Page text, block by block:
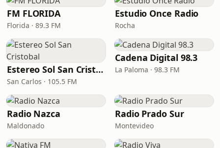
FM FLORIDA
Florida · 89.3 FM
Estudio Once Radio
Rocha
Estereo Sol San Cristobal
San Carlos · 105.5 FM
Cadena Digital 98.3
La Paloma · 98.3 FM
Radio Nazca
Maldonado
Radio Prado Sur
Montevideo